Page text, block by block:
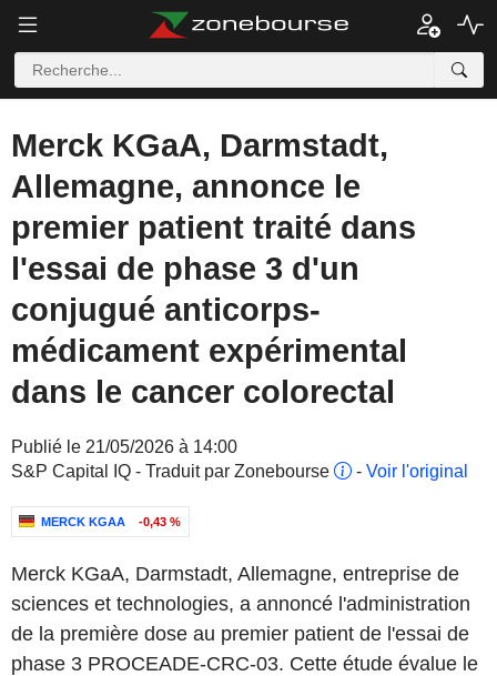
Merck KGaA, Darmstadt,
Allemagne, annonce le
premier patient traité dans
l'essai de phase 3 d'un
conjugué anticorps-
médicament expérimental
dans le cancer colorectal
Publié le 21/05/2026 à 14:00
S&P Capital IQ - Traduit par Zonebourse
- Voir l'original
MERCK KGAA -0,43 %
Merck KGaA, Darmstadt, Allemagne, entreprise de
sciences et technologies, a annoncé l'administration
de la première dose au premier patient de l'essai de
phase 3 PROCEADE-CRC-03. Cette étude évalue le